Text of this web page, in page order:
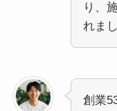
り、
れまし
創業